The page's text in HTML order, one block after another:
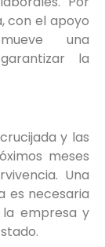
con el apoyo
una
la
y las
meses
Una
es necesaria
empresa y